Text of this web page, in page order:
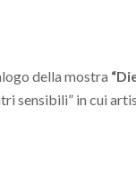
della mostra
sensibili” in cui